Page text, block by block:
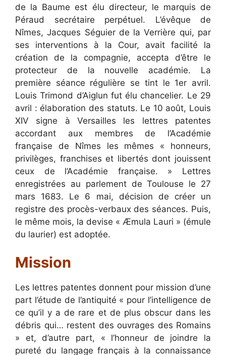
de la Baume est élu directeur, le marquis de
Péraud secrétaire perpétuel. L’évêque de
Nîmes, Jacques Séguier de la Verrière qui, par
ses interventions à la Cour, avait facilité la
création de la compagnie, accepta d’être le
protecteur de la nouvelle académie. La
première séance régulière se tint le 1er avril.
Louis Trimond d’Aiglun fut élu chancelier. Le 29
avril : élaboration des statuts. Le 10 août, Louis
XIV signe à Versailles les lettres patentes
accordant aux membres de l’Académie
française de Nîmes les mêmes « honneurs,
privilèges, franchises et libertés dont jouissent
ceux de l’Académie française. » Lettres
enregistrées au parlement de Toulouse le 27
mars 1683. Le 6 mai, décision de créer un
registre des procès-verbaux des séances. Puis,
le même mois, la devise « Æmula Lauri » (émule
du laurier) est adoptée.
Mission
Les lettres patentes donnent pour mission d’une
part l’étude de l’antiquité « pour l’intelligence de
ce qu’il y a de rare et de plus obscur dans les
débris qui… restent des ouvrages des Romains
» et, d’autre part, « l’honneur de joindre la
pureté du langage français à la connaissance